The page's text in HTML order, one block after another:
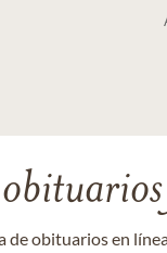
de obituarios en